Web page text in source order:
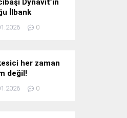
Dynavit’in
İlbank
0
her zaman
değil!
0